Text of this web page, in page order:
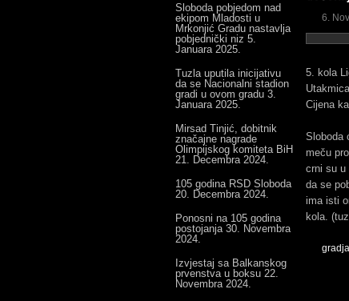
6.
5. kola
Cijena
Sloboda
meču
crni su u
da se
ima isti
kola.
Sloboda pobjedom nad
ekipom Mladosti u
Mrkonjić Gradu nastavlja
pobjednički niz 5.
Januara 2025.
Tuzla uputila inicijativu
da se Nacionalni stadion
gradi u ovom gradu 3.
Januara 2025.
Mirsad Tinjić, dobitnik
značajne nagrade
Olimpijskog komiteta BiH
21. Decembra 2024.
105 godina RSD Sloboda
20. Decembra 2024.
Ponosni na 105 godina
postojanja 30. Novembra
2024.
Izvjestaj sa Balkanskog
prvenstva u boksu 22.
Novembra 2024.